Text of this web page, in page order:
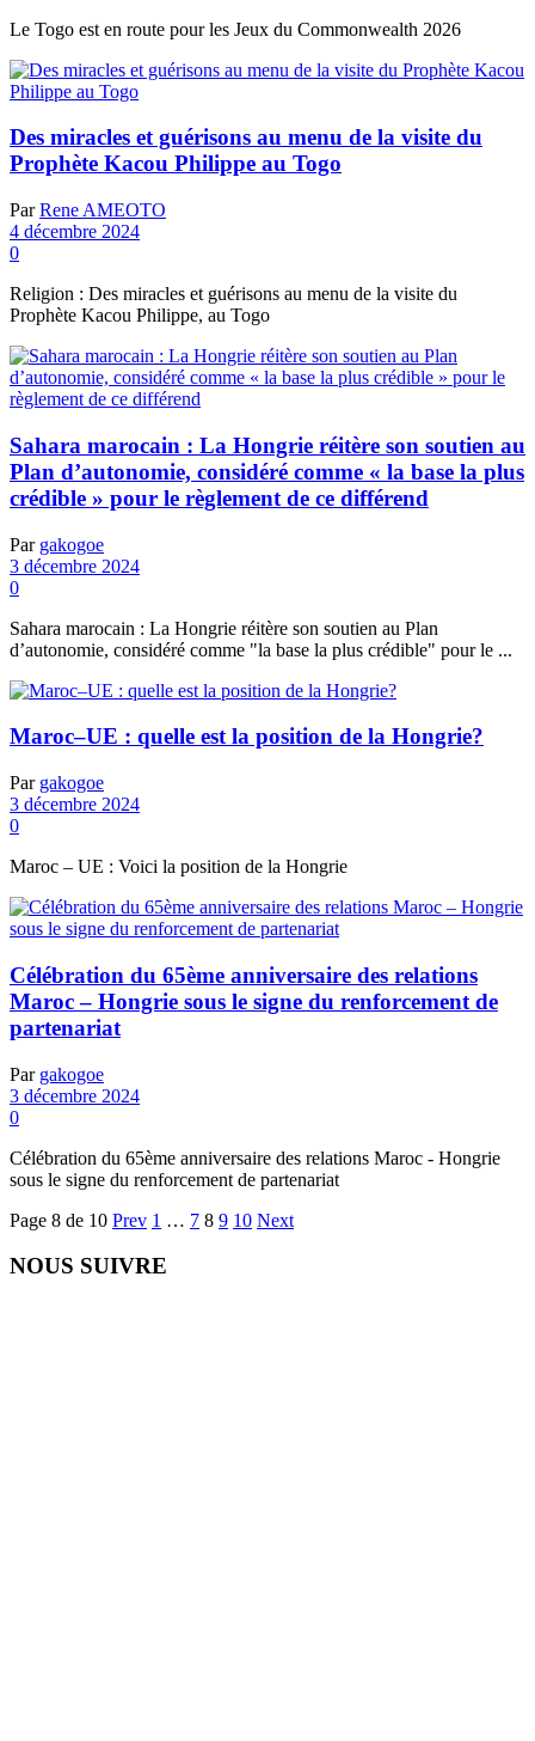
Le Togo est en route pour les Jeux du Commonwealth 2026
Des miracles et guérisons au menu de la visite du
Prophète Kacou Philippe au Togo
Par Rene AMEOTO
4 décembre 2024
0
Religion : Des miracles et guérisons au menu de la visite du
Prophète Kacou Philippe, au Togo
Sahara marocain : La Hongrie réitère son soutien au
Plan d’autonomie, considéré comme « la base la plus
crédible » pour le règlement de ce différend
Par gakogoe
3 décembre 2024
0
Sahara marocain : La Hongrie réitère son soutien au Plan
d’autonomie, considéré comme "la base la plus crédible" pour le ...
Maroc–UE : quelle est la position de la Hongrie?
Par gakogoe
3 décembre 2024
0
Maroc – UE : Voici la position de la Hongrie
Célébration du 65ème anniversaire des relations
Maroc – Hongrie sous le signe du renforcement de
partenariat
Par gakogoe
3 décembre 2024
0
Célébration du 65ème anniversaire des relations Maroc - Hongrie
sous le signe du renforcement de partenariat
Page 8 de 10 Prev 1 … 7 8 9 10 Next
NOUS SUIVRE